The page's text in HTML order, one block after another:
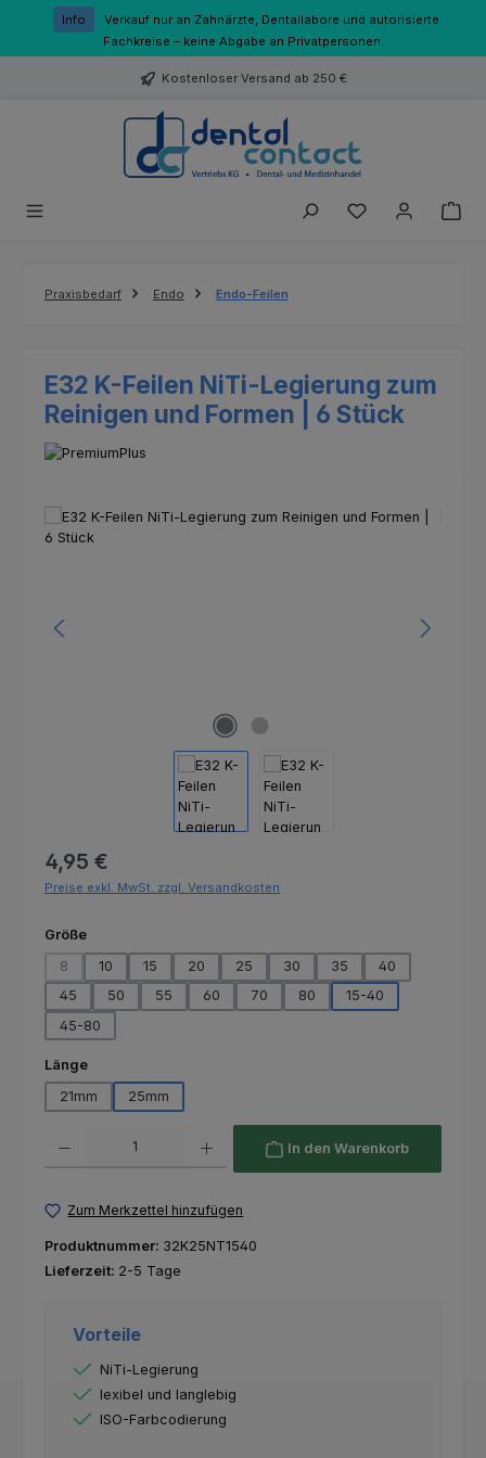
Zum Hauptinhalt springen
Info
Verkauf nur an Zahnärzte, Dentallabore und autorisierte
Fachkreise – keine Abgabe an Privatpersonen.
Kostenloser Versand ab 250 €
Du hast 0
Praxisbedarf Endo Endo-Feilen
E32 K-Feilen NiTi-Legierung zum
Reinigen und Formen | 6 Stück
Bildergalerie überspringen
Regulärer Preis:
4,95 €
Preise exkl. MwSt. zzgl. Versandkosten
Größeauswählen
8
(Diese Option ist zurzeit nicht verfügbar.)
10 15 20 25 30 35
40
45
50 55 60 70 80
15-40
45-80
Längeauswählen
21mm
25mm
In den Warenkorb
Zum Merkzettel hinzufügen
Produktnummer: 32K25NT1540
Lieferzeit: 2-5 Tage
Vorteile
NiTi-Legierung
lexibel und langlebig
ISO-Farbcodierung